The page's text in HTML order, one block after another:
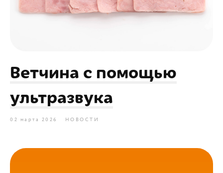
Ветчина с помощью
ультразвука
02 марта 2026 НОВОСТИ